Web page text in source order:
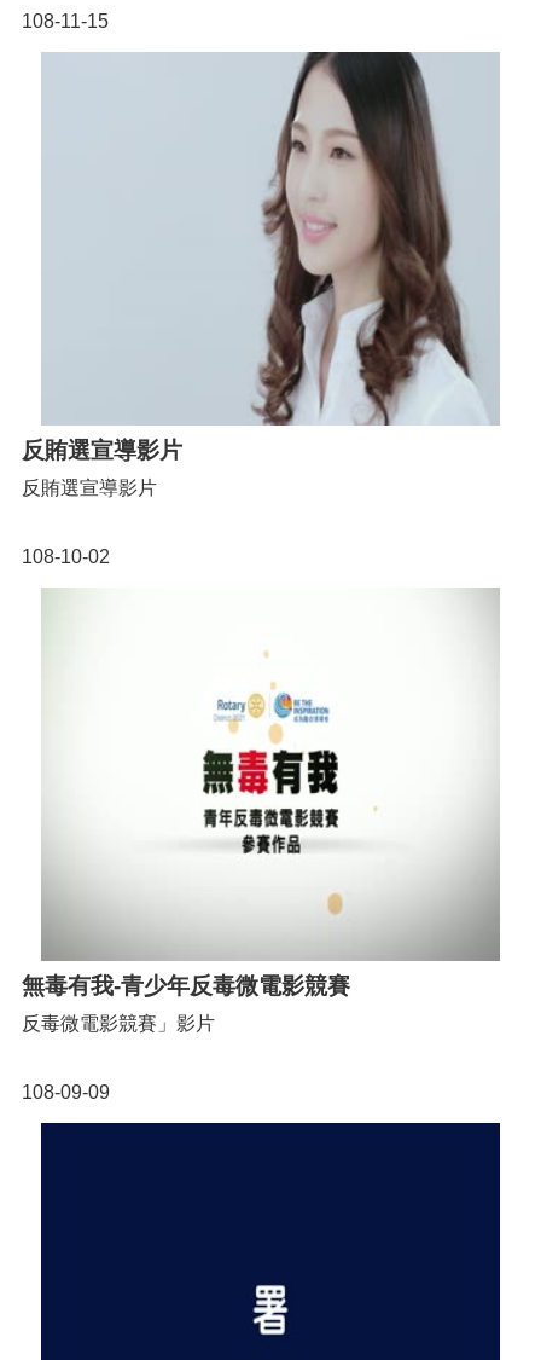
108-11-15
反賄選宣導影片
108-10-02
反賄選宣導影片
無毒有我-青少年反毒微電影競賽
108-09-09
反毒微電影競賽」影片